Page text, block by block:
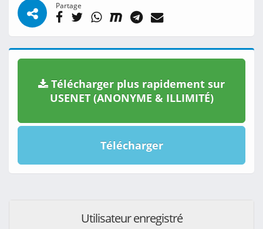
Partage
Télécharger plus rapidement sur
USENET (ANONYME & ILLIMITÉ)
Télécharger
Utilisateur enregistré